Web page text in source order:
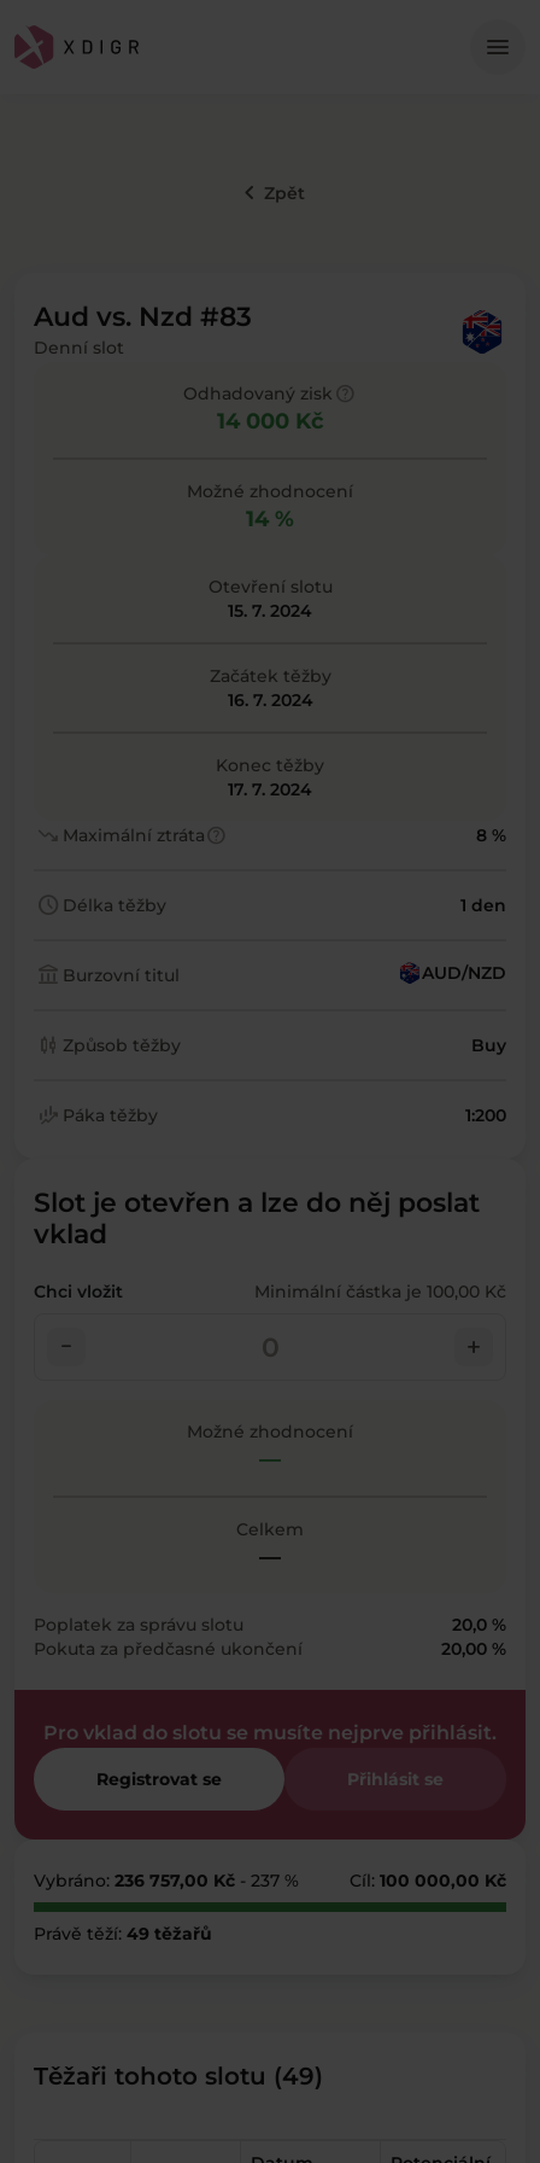
menu
keyboard_arrow_left Zpět
Aud vs. Nzd #83
Denní slot
Odhadovaný zisk
14 000 Kč
Možné zhodnocení
14 %
Otevření slotu
15. 7. 2024
Začátek těžby
16. 7. 2024
Konec těžby
17. 7. 2024
trending_down Maximální ztrátahelp 8 %
schedule Délka těžby 1 den
account_balance Burzovní titul AUD/NZD
candlestick_chart Způsob těžby Buy
finance_mode Páka těžby 1:200
Slot je otevřen a lze do něj poslat
vklad
Chci vložit Minimální částka je 100,00 Kč
check_indeterminate_small add
Možné zhodnocení
—
Celkem
—
Poplatek za správu slotu
20,0 %
Pokuta za předčasné ukončení
20,00 %
Pro vklad do slotu se musíte nejprve přihlásit.
Registrovat se Přihlásit se
Vybráno: 236 757,00 Kč - 237 % Cíl: 100 000,00 Kč
Právě těží: 49 těžařů
Těžaři tohoto slotu (49)